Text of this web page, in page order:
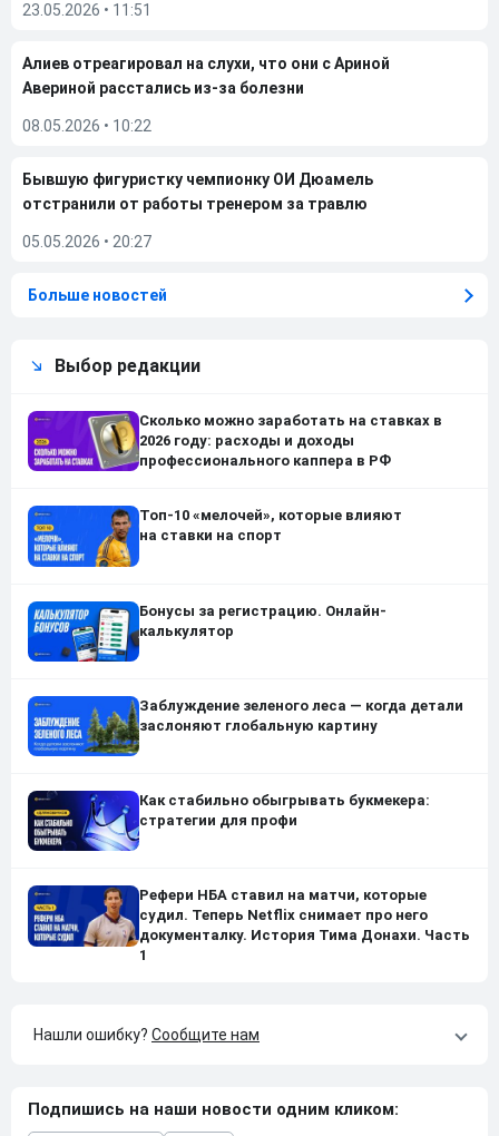
23.05.2026 • 11:51
Алиев отреагировал на слухи, что они с Ариной
Авериной расстались из-за болезни
08.05.2026 • 10:22
Бывшую фигуристку чемпионку ОИ Дюамель
отстранили от работы тренером за травлю
05.05.2026 • 20:27
Больше новостей
Выбор редакции
Сколько можно заработать на ставках в
2026 году: расходы и доходы
профессионального каппера в РФ
Топ-10 «мелочей», которые влияют
на ставки на спорт
Бонусы за регистрацию. Онлайн-
калькулятор
Заблуждение зеленого леса — когда детали
заслоняют глобальную картину
Как стабильно обыгрывать букмекера:
стратегии для профи
Рефери НБА ставил на матчи, которые
судил. Теперь Netflix снимает про него
документалку. История Тима Донахи. Часть
1
Нашли ошибку? Сообщите нам
Подпишись на наши новости одним кликом: